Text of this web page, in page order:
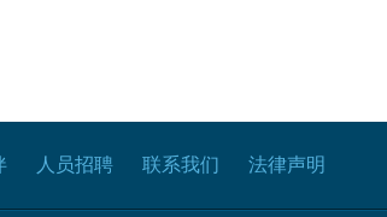
人员招聘 联系我们 法律声明